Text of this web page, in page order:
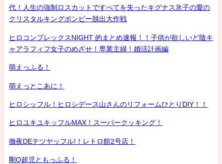
代！人生の強制ロスカットですべてを失ったキグナス氷子の愛の
クリスタルキングボンビー脱出大作戦
ヒロコンプレックスNIGHT 的まとめ速報！！子供が欲しいど陰キ
ャアラフィフ女子のめざせ！専業主婦！婚活計画編
萌えっふる！
萌えっとこあに！
ヒロシッフル！ヒロシデース山さんのリフォームひとりDIY！！
ヒロユキユキッフルMAX！スーパークッキング！
徹夜DEテツヤッフル!！レトロ館2号店！
剛Q超児ともっふる！